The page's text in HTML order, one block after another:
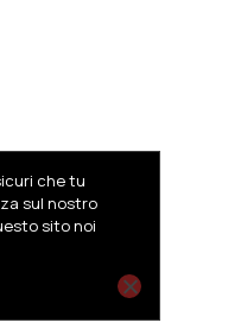
che tu
sul nostro
sito noi